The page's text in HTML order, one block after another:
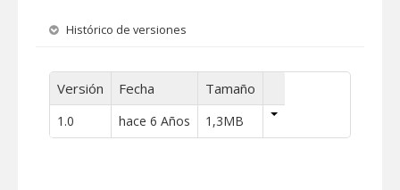
Histórico de versiones
Versión Fecha Tamaño
1.0 hace 6 Años 1,3MB